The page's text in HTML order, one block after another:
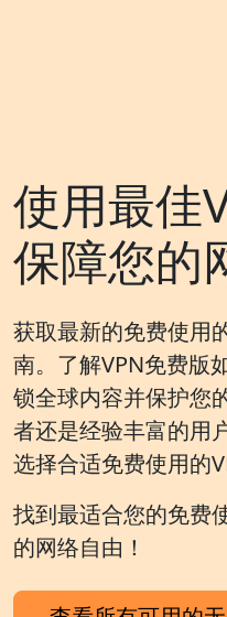
使用最佳
保障您的
获取最新的免费使用
南。了解VPN免费版
锁全球内容并保护您
者还是经验丰富的用
选择合适免费使用的
找到最适合您的免
的网络自由！